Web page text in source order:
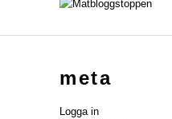
meta
Logga in